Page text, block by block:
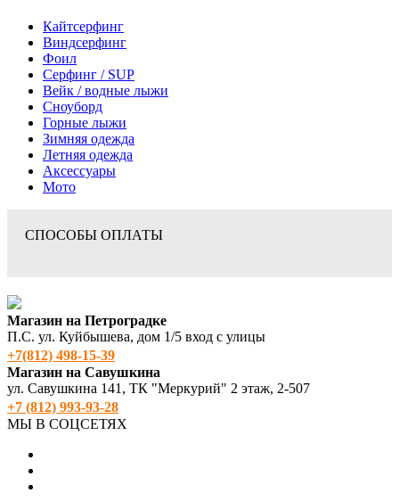
Кайтсерфинг
Виндсерфинг
Фоил
Серфинг / SUP
Вейк / водные лыжи
Сноуборд
Горные лыжи
Зимняя одежда
Летняя одежда
Аксессуары
Мото
СПОСОБЫ ОПЛАТЫ
Магазин на Петроградке
П.С. ул. Куйбышева, дом 1/5 вход с улицы
+7(812) 498‑15-39
Магазин на Савушкина
ул. Савушкина 141, ТК "Меркурий" 2 этаж, 2-507
+7 (812) 993-93-28
МЫ В СОЦСЕТЯХ